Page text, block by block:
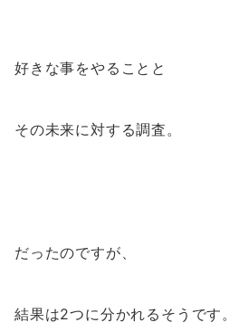
好きな事をやることと
その未来に対する調査。
だったのですが、
結果は2つに分かれるそうです。